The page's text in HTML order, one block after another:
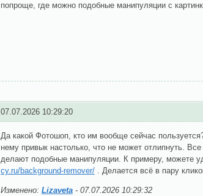
попроще, где можно подобные манипуляции с
07.07.2026 10:29:20
Да какой Фотошоп, кто им вообще сейчас
нему привык настолько, что не может отлипнуть.
делают подобные манипуляции. К примеру, можете
cy.ru/background-remover/. Делается всё в пару
Изменено: Lizaveta- 07.07.2026 10:29:32